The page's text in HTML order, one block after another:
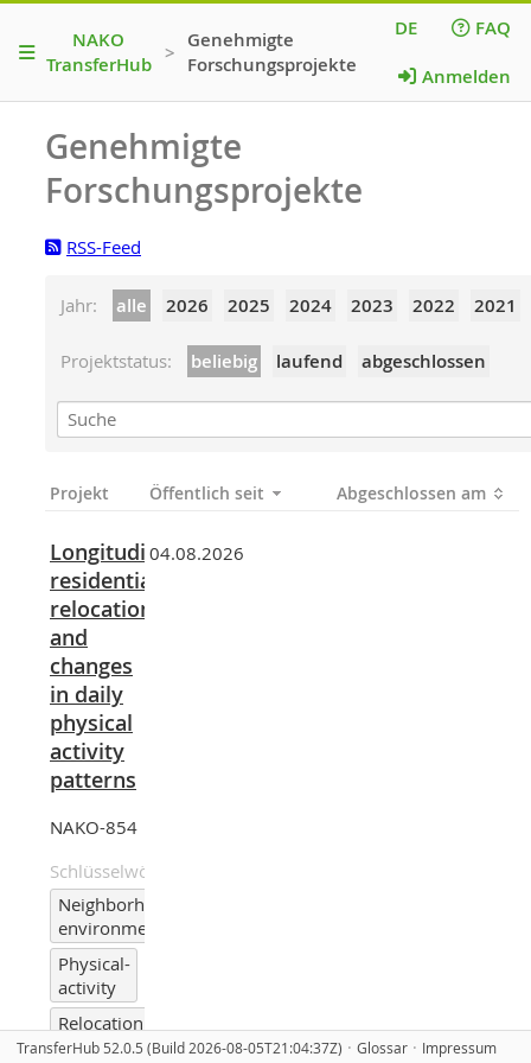
NAKO
TransferHub > Genehmigte
Forschungsprojekte
DE
FAQ
Anmelden
Genehmigte
Forschungsprojekte
RSS-Feed
Jahr alle 2026 2025 2024 2023 2022 2021
Projektstatus beliebig laufend abgeschlossen
Projekt Öffentlich seit Abgeschlossen am
Longitudinal
residential
relocation
and
changes
in daily
physical
activity
patterns
NAKO-854
Schlüsselwörter
Neighborhood-
environment
Physical-
activity
Relocation
Walkability
04.08.2026
TransferHub 52.0.5 (Build 2026-08-05T21:04:37Z) ·Glossar · Impressum